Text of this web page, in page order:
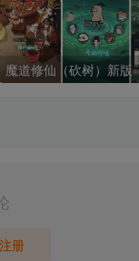
魔道修仙（砍树）新版
注册